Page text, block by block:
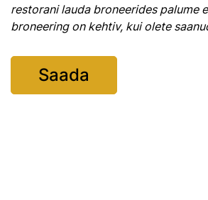
restorani lauda broneerides palume
broneering on kehtiv, kui olete